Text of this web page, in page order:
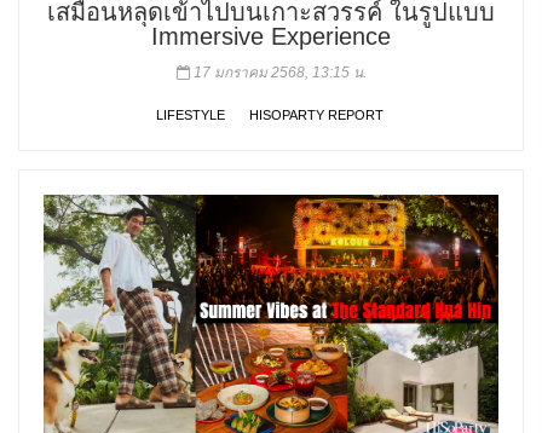
เสมือนหลุดเข้าไปบนเกาะสวรรค์ ในรูปแบบ
Immersive Experience
17 มกราคม 2568, 13:15 น.
LIFESTYLE HISOPARTY REPORT